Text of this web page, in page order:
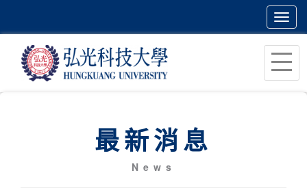
最新消息
News